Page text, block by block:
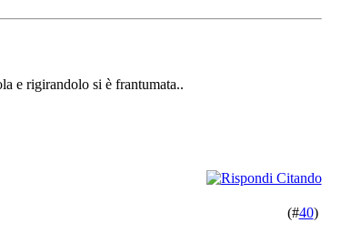
e rigirandolo si è frantumata..
(#40)